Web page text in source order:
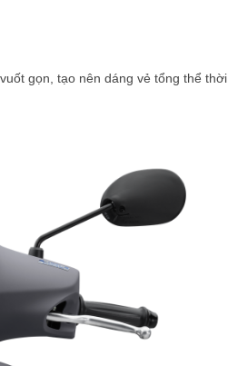
gọn, tạo nên dáng vẻ tổng thể thời